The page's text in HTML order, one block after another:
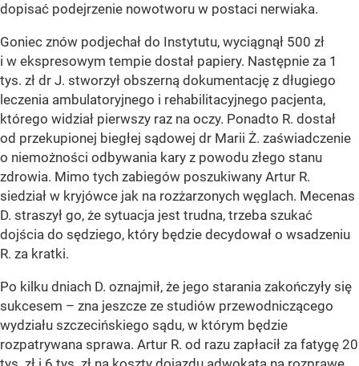
dopisać podejrzenie nowotworu w postaci nerwiaka.
Goniec znów podjechał do Instytutu, wyciągnął 500 zł
i w ekspresowym tempie dostał papiery. Następnie za 1
tys. zł dr J. stworzył obszerną dokumentację z długiego
leczenia ambulatoryjnego i rehabilitacyjnego pacjenta,
którego widział pierwszy raz na oczy. Ponadto R. dostał
od przekupionej biegłej sądowej dr Marii Ż. zaświadczenie
o niemożności odbywania kary z powodu złego stanu
zdrowia. Mimo tych zabiegów poszukiwany Artur R.
siedział w kryjówce jak na rozżarzonych węglach. Mecenas
D. straszył go, że sytuacja jest trudna, trzeba szukać
dojścia do sędziego, który będzie decydował o wsadzeniu
R. za kratki.
Po kilku dniach D. oznajmił, że jego starania zakończyły się
sukcesem – zna jeszcze ze studiów przewodniczącego
wydziału szczecińskiego sądu, w którym będzie
rozpatrywana sprawa. Artur R. od razu zapłacił za fatygę 20